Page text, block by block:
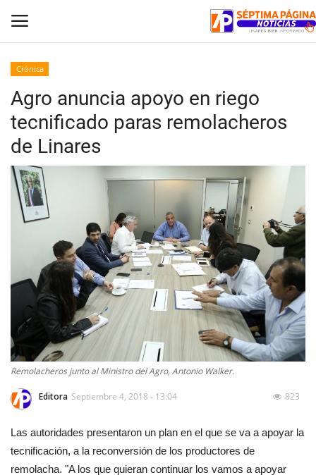
Inicio
Crónica
Policial
Tribunales
Política
Espectáculos
Crónica
Agro anuncia apoyo en riego
tecnificado paras remolacheros
de Linares
Remolacheros junto al Ministro del Agro, Antonio Walker.
Editora Septiembre 4, 2018 - 13:04 823
Las autoridades presentaron un plan en el que se va a apoyar la
tecnificación, a la reconversión de los productores de
remolacha. "A los que quieran continuar los vamos a apoyar